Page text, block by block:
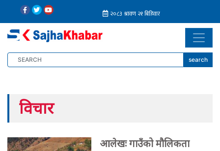
search
विचार
आलेखः गाउँको मौलिकता